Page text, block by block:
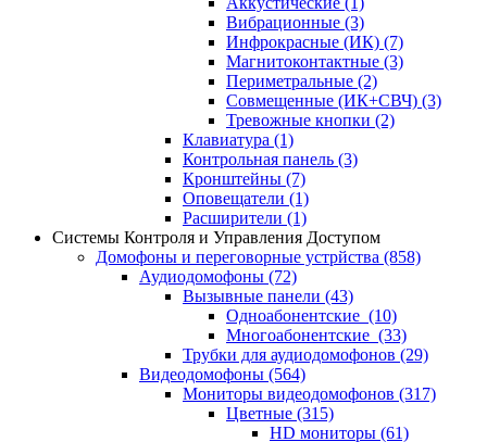
Вибрационные (3)
Инфрокрасные (ИК) (7)
Магнитоконтактные (3)
Периметральные (2)
Совмещенные (ИК+СВЧ) (3)
Тревожные кнопки (2)
Клавиатура (1)
Контрольная панель (3)
Кронштейны (7)
Оповещатели (1)
Расширители (1)
Системы Контроля и Управления Доступом
Домофоны и переговорные устрйства (858)
Аудиодомофоны (72)
Вызывные панели (43)
Одноабонентские (10)
Многоабонентские (33)
Трубки для аудиодомофонов (29)
Видеодомофоны (564)
Мониторы видеодомофонов (317)
Цветные (315)
HD мониторы (61)